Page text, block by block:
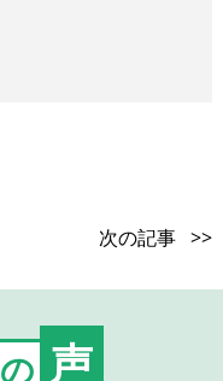
次の記事 >>
の 声